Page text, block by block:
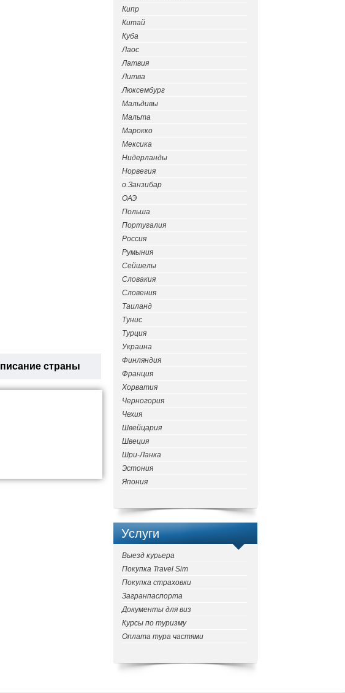
страны
Кипр
Китай
Куба
Лаос
Латвия
Литва
Люксембург
Мальдивы
Мальта
Марокко
Мексика
Нидерланды
Норвегия
о.Занзибар
ОАЭ
Польша
Португалия
Россия
Румыния
Сейшелы
Словакия
Словения
Таиланд
Тунис
Турция
Украина
Финляндия
Франция
Хорватия
Черногория
Чехия
Швейцария
Швеция
Шри-Ланка
Эстония
Япония
Услуги
Выезд курьера
Покупка Travel Sim
Покупка страховки
Загранпаспорта
Документы для виз
Курсы по туризму
Оплата тура частями